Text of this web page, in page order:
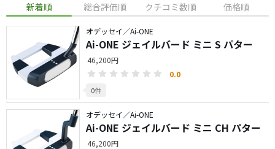
新着順 総合評価順 クチコミ数順 価格順
オデッセイ／Ai-ONE
Ai-ONE ジェイルバード ミニ S パター
46,200円
0.0
0件
オデッセイ／Ai-ONE
Ai-ONE ジェイルバード ミニ CH パター
46,200円